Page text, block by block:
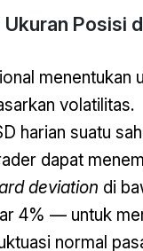
Ukuran Posisi
menentukan
volatilitas.
harian suatu
dapat
deviation di
4% — untuk
normal